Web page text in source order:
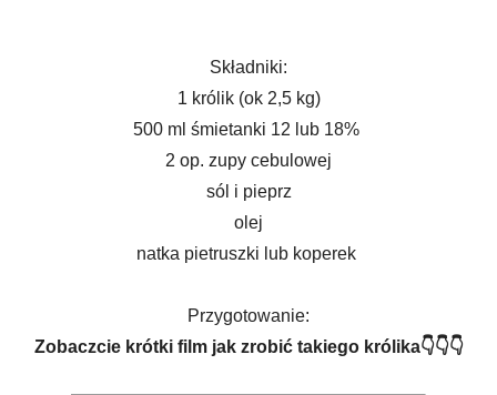
Składniki:
1 królik (ok 2,5 kg)
500 ml śmietanki 12 lub 18%
2 op. zupy cebulowej
sól i pieprz
olej
natka pietruszki lub koperek
Przygotowanie:
Zobaczcie krótki film jak zrobić takiego królika👇👇👇